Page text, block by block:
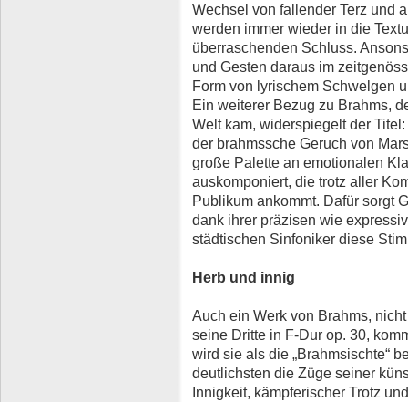
Wechsel von fallender Terz und
werden immer wieder in die
überraschenden Schluss.
und Gesten daraus im
Form von lyrischem Schwelgen
Ein weiterer Bezug zu Brahms,
Welt kam, widerspiegelt der
der brahmssche Geruch von
große Palette an emotionalen
auskomponiert, die trotz aller
Publikum ankommt. Dafür sorgt
dank ihrer präzisen wie
städtischen Sinfoniker diese
Herb und innig
Auch ein Werk von Brahms,
seine Dritte in F-Dur op. 30,
wird sie als die „Brahmsischte“
deutlichsten die Züge seiner
Innigkeit, kämpferischer Trotz